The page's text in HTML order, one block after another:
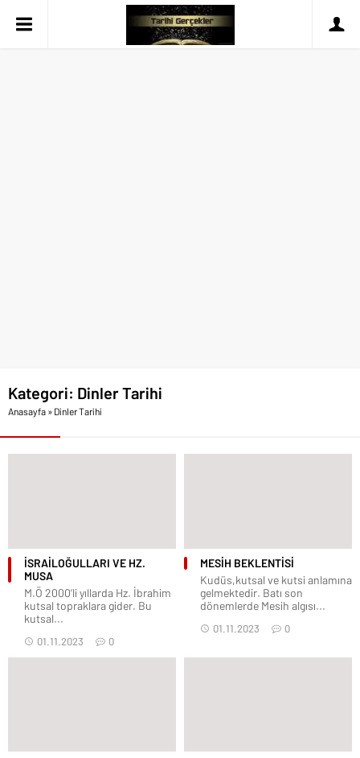
Kategori: Dinler Tarihi
Anasayfa » Dinler Tarihi
İSRAİLOĞULLARI VE HZ.
MUSA
M.Ö 2000’li yıllarda Hz. İbrahim
kutsal topraklara gider. Bu
kutsal...
01.11.2023 0
MESİH BEKLENTİSİ
Kudüs,kutsal ve kutsi anlamına
gelmektedir. Batı son
dönemlerde Mesih algısı...
01.11.2023 0